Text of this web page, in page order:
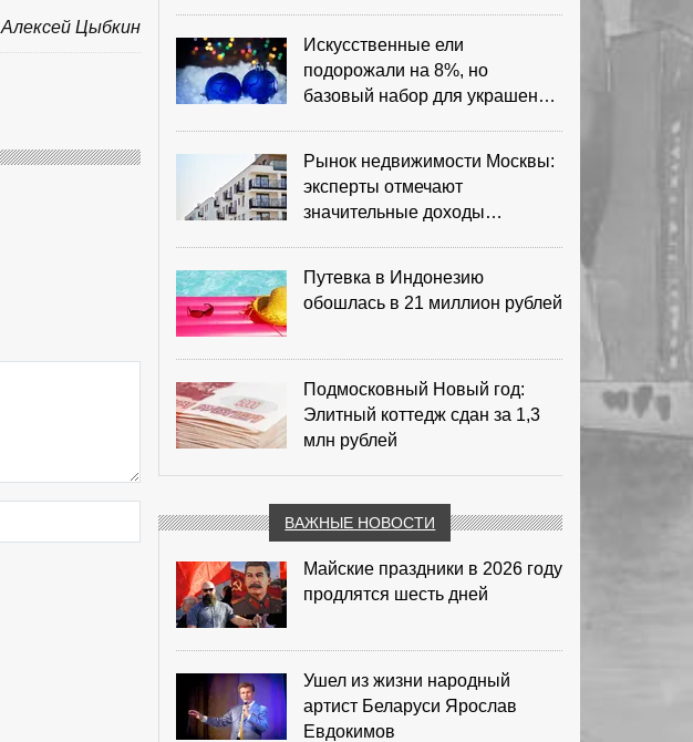
Алексей Цыбкин
Искусственные ели
подорожали на 8%, но
базовый набор для украшения
Рынок недвижимости Москвы:
эксперты отмечают
значительные доходы
Путевка в Индонезию
обошлась в 21 миллион рублей
Подмосковный Новый год:
Элитный коттедж сдан за 1,3
млн рублей
ВАЖНЫЕ НОВОСТИ
Майские праздники в 2026 году
продлятся шесть дней
Ушел из жизни народный
артист Беларуси Ярослав
Евдокимов